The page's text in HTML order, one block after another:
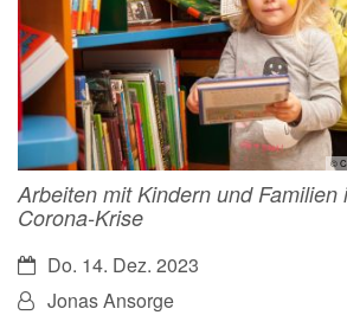
©
Arbeiten mit Kindern und Familien
Corona-Krise
Datum:Do. 14. Dez. 2023
Von:Jonas Ansorge